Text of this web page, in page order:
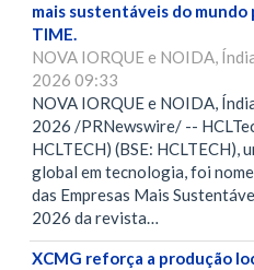
mais sustentáveis do mundo
TIME.
NOVA IORQUE e NOIDA,
2026 09:33
NOVA IORQUE e NOIDA,
2026 /PRNewswire/ --
HCLTECH) (BSE: HCLTECH),
global em tecnologia, foi
das Empresas Mais
2026 da revista…
XCMG reforça a produção